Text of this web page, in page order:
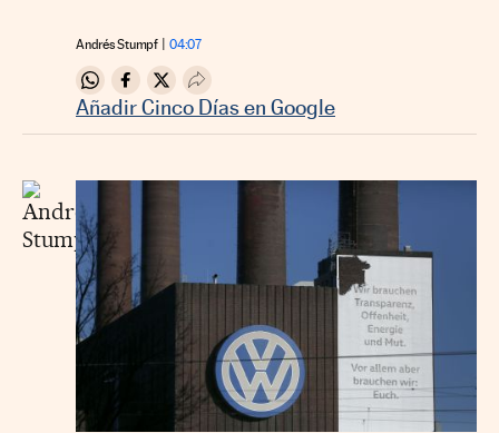
Andrés Stumpf 04:07
Compartir en Whatsapp
Compartir en Facebook
Compartir en Twitter
Desplegar Redes Sociales
Añadir Cinco Días en Google